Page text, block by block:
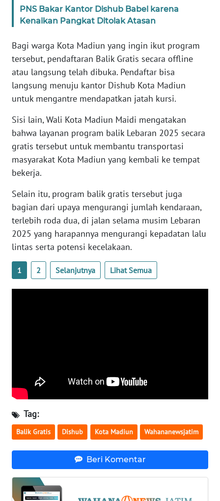
PNS Bakar Kantor Dishub Babel karena
Kenaikan Pangkat Ditolak Atasan
Bagi warga Kota Madiun yang ingin ikut program
tersebut, pendaftaran Balik Gratis secara offline
atau langsung telah dibuka. Pendaftar bisa
langsung menuju kantor Dishub Kota Madiun
untuk mengantre mendapatkan jatah kursi.
Sisi lain, Wali Kota Madiun Maidi mengatakan
bahwa layanan program balik Lebaran 2025 secara
gratis tersebut untuk membantu transportasi
masyarakat Kota Madiun yang kembali ke tempat
bekerja.
Selain itu, program balik gratis tersebut juga
bagian dari upaya mengurangi jumlah kendaraan,
terlebih roda dua, di jalan selama musim Lebaran
2025 yang harapannya mengurangi kepadatan lalu
lintas serta potensi kecelakaan.
1 2 Selanjutnya Lihat Semua
Tag:
Balik Gratis Dishub Kota Madiun Wahananewsjatim
Beri Komentar
WN
WN
PAPUA
RIAU
WN
WN
JAMBI
WN
SULTRA
WN
NTB
WN
WN
WN
WN
BENGKULU